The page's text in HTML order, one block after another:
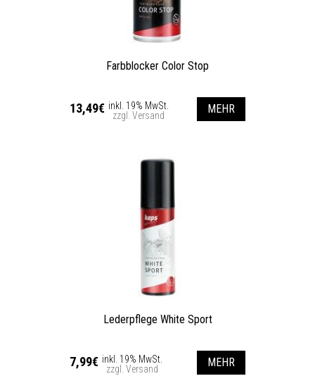
Farbblocker Color Stop
13,49€ inkl. 19% MwSt.
zzgl. Versand
MEHR
Lederpflege White Sport
7,99€ inkl. 19% MwSt.
zzgl. Versand
MEHR